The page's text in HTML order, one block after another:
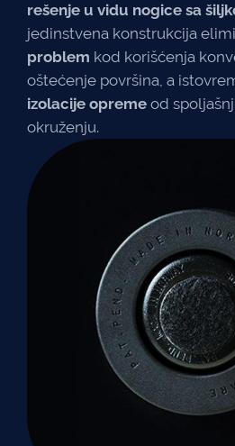
rešenje u vidu nogice sa
jedinstvena konstrukcija
problem kod korišćenja
oštećenje površina, a
izolacije opreme od
okruženju.